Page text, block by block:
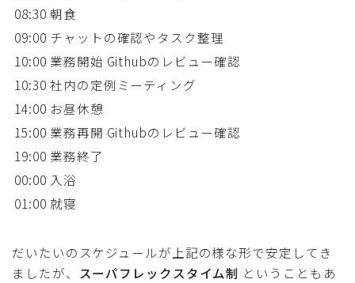
08:30 朝食
09:00 チャットの確認やタスク整理
10:00 業務開始 Githubのレビュー確認
10:30 社内の定例ミーティング
14:00 お昼休憩
15:00 業務再開 Githubのレビュー確認
19:00 業務終了
00:00 入浴
01:00 就寝
だいたいのスケジュールが上記の様な形で安定してき
ましたが、
スーパフレックスタイム制 ということもあ